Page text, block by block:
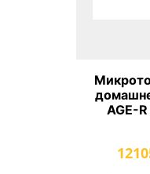
AGE-